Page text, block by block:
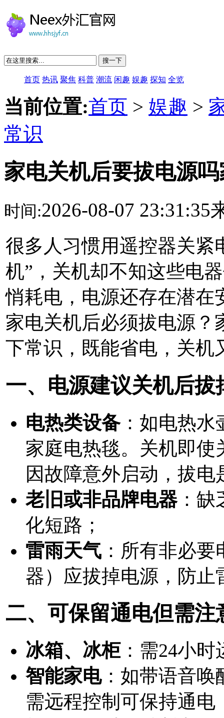
搜一下
首页 热讯 聚焦 科普 潮流 闲趣 娱趣 探知 全览
当前位置:首页 > 娱趣 >
常识
家电关机后要拔电源
时间:2026-08-07 23:31:35
很多人习惯用遥控器关紧
机”，关机却不知这些电
悄耗电，电源还存在潜在
家电关机后必须拔电源？
下常识，既能省电，关机
一、电源建议关机后
电热类设备：如电热水
家庭电热毯。关机即使
因故障意外启动， 拔电
老旧或非品牌电器：缺
化短路；
雷雨天气 ：所有非必
器）应拔掉电源，防止
二、可保留通电但需注
冰箱、冰柜：需24小时
智能家电：如带语音唤
需远程控制可保持通